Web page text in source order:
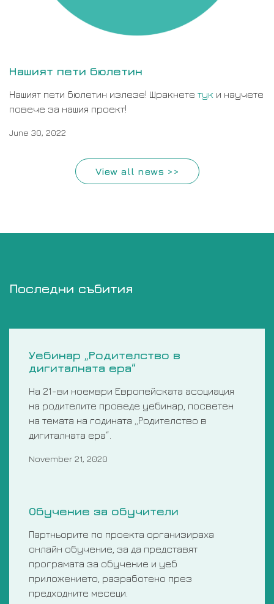
Нашият пети бюлетин
Нашият пети бюлетин излезе! Щракнете тук и научете
повече за нашия проект!
June 30, 2022
View all news >>
Последни събития
Уебинар „Родителство в
дигиталната ера“
На 21-ви ноември Европейската асоциация
на родителите проведе уебинар, посветен
на темата на годината „Родителство в
дигиталната ера“.
November 21, 2020
Обучение за обучители
Партньорите по проекта организираха
онлайн обучение, за да представят
програмата за обучение и уеб
приложението, разработено през
предходните месеци.